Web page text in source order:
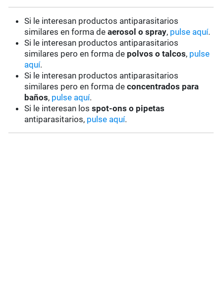
Si le interesan productos antiparasitarios
similares en forma deaerosol o spray, pulse aquí.
Si le interesan productos antiparasitarios
similares pero en forma de polvos o talcos, pulse
aquí.
Si le interesan productos antiparasitarios
similares pero en forma deconcentrados para
baños, pulse aquí.
Si le interesan losspot-ons o pipetas
antiparasitarios, pulse aquí.